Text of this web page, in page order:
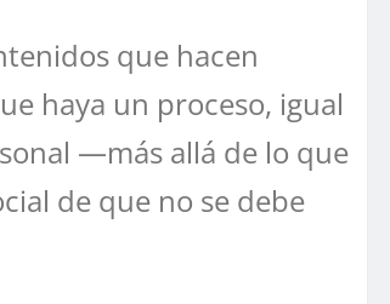
que hacen
haya un proceso, igual
—más allá de lo que
de que no se debe